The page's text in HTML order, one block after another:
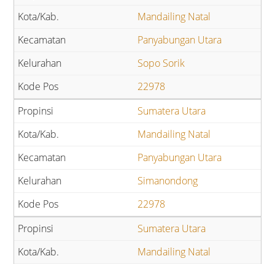
Mandailing Natal
Panyabungan Utara
Sopo Sorik
22978
Sumatera Utara
Mandailing Natal
Panyabungan Utara
Simanondong
22978
Sumatera Utara
Mandailing Natal